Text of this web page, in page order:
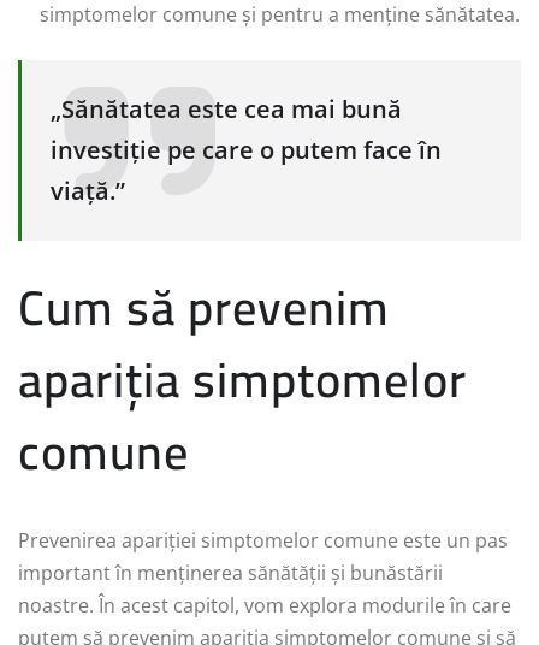
simptomelor comune și pentru a menține sănătatea.
„Sănătatea este cea mai bună
investiție pe care o putem face în
viață.”
Cum să prevenim
apariția simptomelor
comune
Prevenirea apariției simptomelor comune este un pas
important în menținerea sănătății și bunăstării
noastre. În acest capitol, vom explora modurile în care
putem să prevenim apariția simptomelor comune și să